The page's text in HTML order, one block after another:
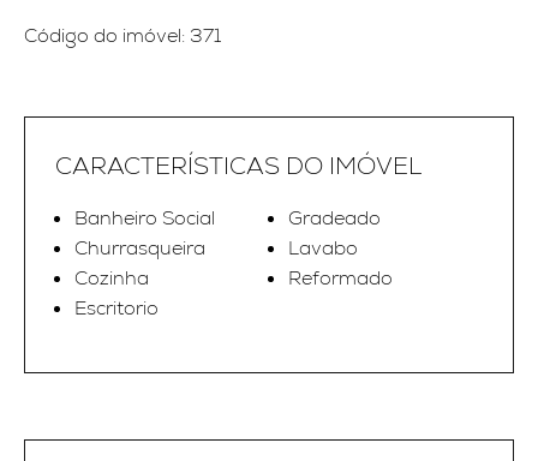
Código do imóvel: 371
CARACTERÍSTICAS DO IMÓVEL
Banheiro Social
Churrasqueira
Cozinha
Escritorio
Gradeado
Lavabo
Reformado